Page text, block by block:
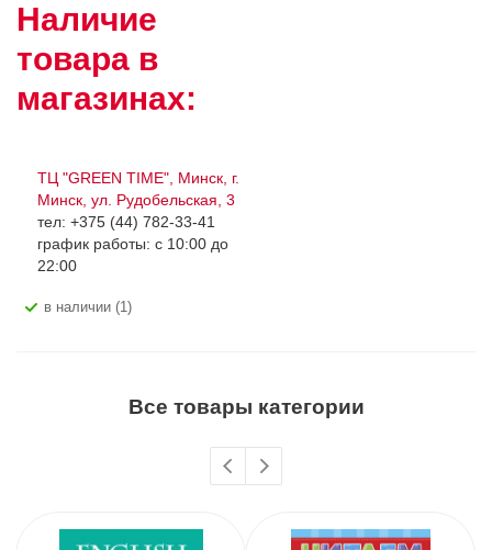
Наличие
товара в
магазинах:
ТЦ "GREEN TIME", Минск, г.
Минск, ул. Рудобельская, 3
тел: +375 (44) 782-33-41
график работы: с 10:00 до
22:00
В наличии (1)
Все товары категории